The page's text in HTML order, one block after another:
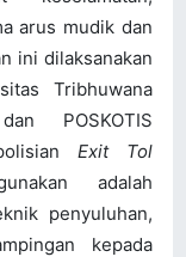
arus mudik dan
ini dilaksanakan
Tribhuwana
POSKOTIS
Exit Tol
adalah
penyuluhan,
kepada